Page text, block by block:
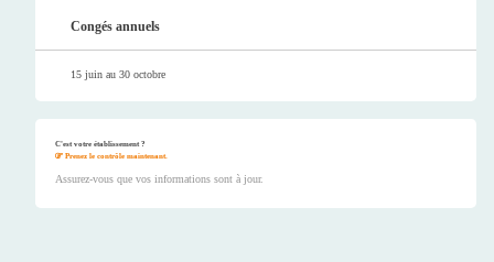
Congés annuels
15 juin au 30 octobre
C'est votre établissement ?
Prenez le contrôle maintenant.
Assurez-vous que vos informations sont à jour.